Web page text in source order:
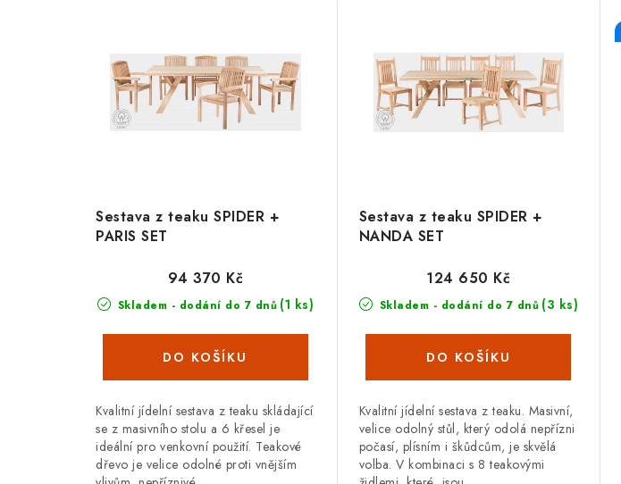
Sestava z teaku SPIDER +
PARIS SET
Skladem - dodání do 7 dnů (1 ks)
94 370 Kč
Kvalitní jídelní sestava z teaku skládající
se z masivního stolu a 6 křesel je
ideální pro venkovní použití. Teakové
dřevo je velice odolné proti vnějším
Sestava z teaku SPIDER +
NANDA SET
Skladem - dodání do 7 dnů (3 ks)
124 650 Kč
Kvalitní jídelní sestava z teaku. Masivní,
velice odolný stůl, který odolá nepřízni
počasí, plísním i škůdcům, je skvělá
volba. V kombinaci s 8 teakovými